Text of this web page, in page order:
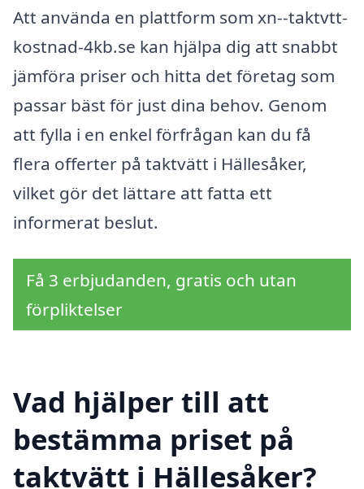
Att använda en plattform som xn--taktvtt-
kostnad-4kb.se kan hjälpa dig att snabbt
jämföra priser och hitta det företag som
passar bäst för just dina behov. Genom
att fylla i en enkel förfrågan kan du få
flera offerter på taktvätt i Hällesåker,
vilket gör det lättare att fatta ett
informerat beslut.
Få 3 erbjudanden, gratis och utan
förpliktelser
Vad hjälper till att
bestämma priset på
taktvätt i Hällesåker?